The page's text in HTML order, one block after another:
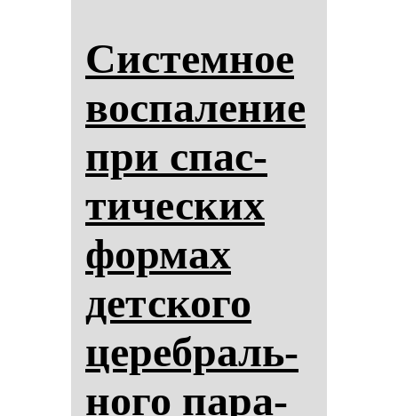
Сис­тем­ное
вос­па­ле­ние
при спас­
ти­чес­ких
фор­мах
дет­ско­го
це­реб­раль­
но­го па­ра­